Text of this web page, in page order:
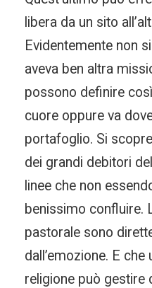
libera da un sito
Evidentemente non
aveva ben altra
possono definire
cuore oppure va
portafoglio. Si
dei grandi debitori
linee che non
benissimo confluire.
pastorale sono
dall’emozione. E che
religione può gestire